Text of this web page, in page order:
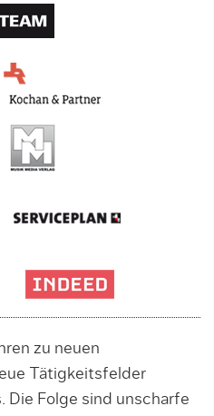
zu neuen
Tätigkeitsfel­der
Die Folge sind unscharfe